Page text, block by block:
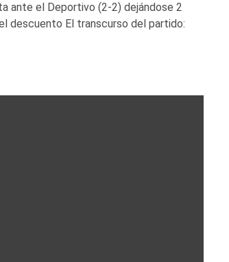
ante el Deportivo (2-2) dejándose 2
descuento El transcurso del partido: